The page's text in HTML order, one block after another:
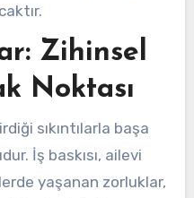
Zihinsel
Noktası
sıkıntılarla başa
İş baskısı, ailevi
yaşanan zorluklar,